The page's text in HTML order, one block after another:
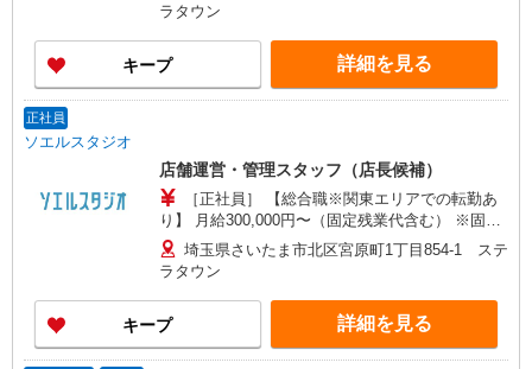
ラタウン
キープ 詳細を見る
正社員
ソエルスタジオ
店舗運営・管理スタッフ（店長候補）
［正社員］ 【総合職※関東エリアでの転勤あ
り】 月給300,000円〜（固定残業代含む） ※固定
残業代は、時間外労働の有無に関わらず10時間分
を、月27,510円〜支給 上記を超える時間外労働分
は追加で支給 ※試用期間3か月あり（期間中は月
給280,000円〜） 【エリア社員 ※転居を伴う転勤
なし】 月給275,000円〜 ※固定残業代は、時間外
労働の有無に関わらず10時間分を、月25,220円〜
埼玉県さいたま市北区宮原町1丁目854-1 ステ
ラタウン
キープ 詳細を見る